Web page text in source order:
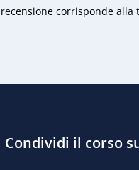
corrisponde alla
Condividi il corso